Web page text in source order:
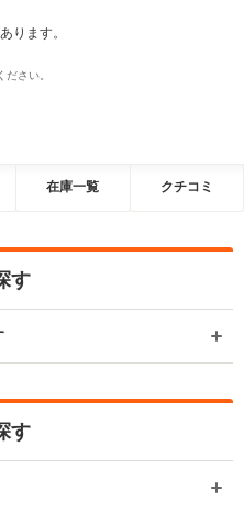
ります。
さい。
在庫一覧 クチコミ
す
す